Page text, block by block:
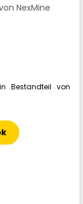
NexMine
Bestandteil von